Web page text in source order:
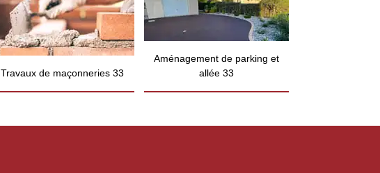
Travaux de maçonneries 33
Aménagement de parking et
allée 33